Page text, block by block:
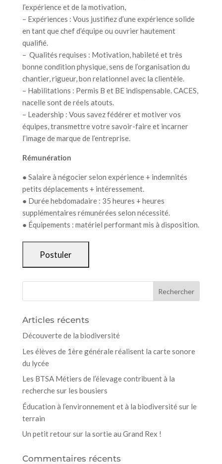
l’expérience et de la motivation,
– Expériences : Vous justifiez d’une expérience solide
en tant que chef d’équipe ou ouvrier hautement
qualifié.
– Qualités requises : Motivation, habileté et très
bonne condition physique, sens de l’organisation du
chantier, rigueur, bon relationnel avec la clientèle.
– Habilitations : Permis B et BE indispensable. CACES,
nacelle sont de réels atouts.
– Leadership : Vous savez fédérer et motiver vos
équipes, transmettre votre savoir-faire et incarner
l’image de marque de l’entreprise.
Rémunération
● Salaire à négocier selon expérience + indemnités
petits déplacements + intéressement.
● Durée hebdomadaire : 35 heures + heures
supplémentaires rémunérées selon nécessité.
● Équipements : matériel performant mis à disposition.
Articles récents
Découverte de la biodiversité
Les élèves de 1ère générale réalisent la carte sonore
du lycée
Les BTSA Métiers de l’élevage contribuent à la
recherche sur les bousiers
Éducation à l’environnement et à la biodiversité sur le
terrain
Un petit retour sur la sortie au Grand Rex !
Commentaires récents